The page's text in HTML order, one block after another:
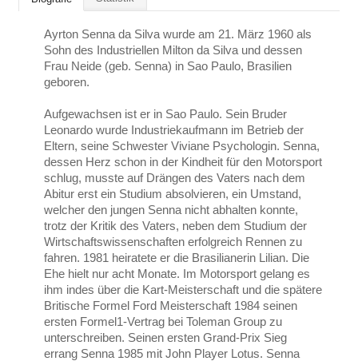
Ayrton Senna da Silva wurde am 21. März 1960 als
Sohn des Industriellen Milton da Silva und dessen
Frau Neide (geb. Senna) in Sao Paulo, Brasilien
geboren.
Aufgewachsen ist er in Sao Paulo. Sein Bruder
Leonardo wurde Industriekaufmann im Betrieb der
Eltern, seine Schwester Viviane Psychologin. Senna,
dessen Herz schon in der Kindheit für den Motorsport
schlug, musste auf Drängen des Vaters nach dem
Abitur erst ein Studium absolvieren, ein Umstand,
welcher den jungen Senna nicht abhalten konnte,
trotz der Kritik des Vaters, neben dem Studium der
Wirtschaftswissenschaften erfolgreich Rennen zu
fahren. 1981 heiratete er die Brasilianerin Lilian. Die
Ehe hielt nur acht Monate. Im Motorsport gelang es
ihm indes über die Kart-Meisterschaft und die spätere
Britische Formel Ford Meisterschaft 1984 seinen
ersten Formel1-Vertrag bei Toleman Group zu
unterschreiben. Seinen ersten Grand-Prix Sieg
errang Senna 1985 mit John Player Lotus. Senna